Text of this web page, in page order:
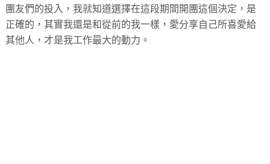
團友們的投入，我就知道選擇在這段期間開團這個決定，是
正確的，其實我還是和從前的我一樣，愛分享自己所喜愛給
其他人，才是我工作最大的動力。